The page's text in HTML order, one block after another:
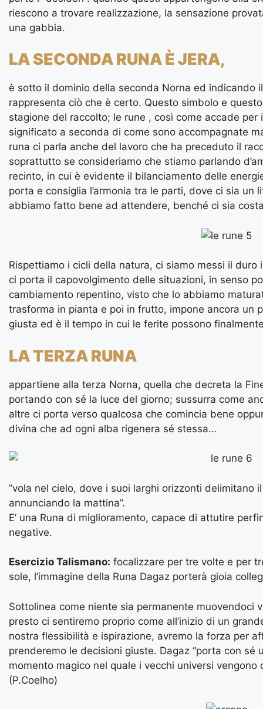
riescono a trovare realizzazione, la sensazione
una gabbia.
LA SECONDA RUNA È JERA,
è sotto il dominio della seconda Norna ed indicando
rappresenta ciò che è certo. Questo simbolo e
stagione del raccolto; le rune , così come accade
significato a seconda di come sono accompagnate
runa ci parla anche del lavoro che ha preceduto il
soprattutto se consideriamo che stiamo parlando
recinto, in cui è evidente il bilanciamento delle
porta e consiglia l’armonia tra le parti, dove ci sia un
abbiamo fatto bene ad attendere, benché ci sia
Rispettiamo i cicli della natura, ci siamo messi il
ci porta il capovolgimento delle situazioni, in senso
cambiamento repentino, visto che lo abbiamo
trasforma in pianta e poi in frutto, impone ancora un
giusta ed è il tempo in cui le ferite possono
LA TERZA RUNA
appartiene alla terza Norna, quella che decreta la
portando con sé la luce del giorno; sussurra come
altre ci porta verso qualcosa che comincia bene
divina che ad ogni alba rigenera sé stessa…
”vola nel cielo, dove i suoi larghi orizzonti delimitano
annunciando la mattina”.
E’ una Runa di miglioramento, capace di attutire
negative.
Esercizio Talismano: focalizzare per tre volte e per
sole, l’immagine della Runa Dagaz porterà gioia
Sottolinea come niente sia permanente muovendoci
presto ci sentiremo proprio come all’inizio di un
nostra flessibilità e ispirazione, avremo la forza per
prenderemo le decisioni giuste. Dagaz “porta con sé
momento magico nel quale i vecchi universi
(P.Coelho)